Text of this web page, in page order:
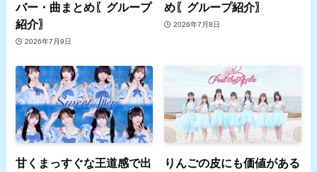
バー・曲まとめ〖グループ
紹介〗
2026年7月9日
め〖グループ紹介〗
2026年7月8日
甘くまっすぐな王道感で出
りんごの皮にも価値がある